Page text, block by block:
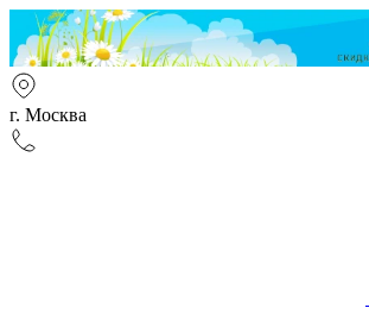
г. Москва